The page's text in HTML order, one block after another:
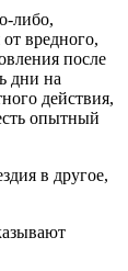
либо,
вредного,
после
дни на
действия,
опытный
в другое,